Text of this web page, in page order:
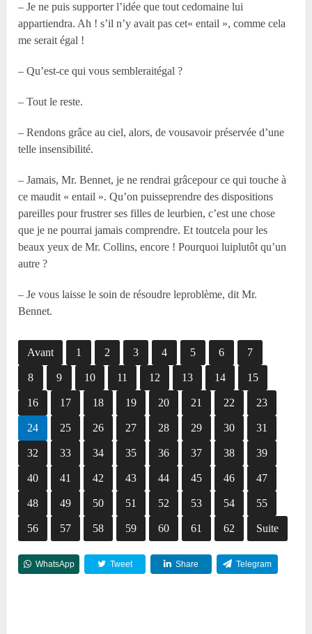
– Je ne puis supporter l’idée que tout cedomaine lui
appartiendra. Ah ! s’il n’y avait pas cet« entail », comme cela
me serait égal !
– Qu’est-ce qui vous sembleraitégal ?
– Tout le reste.
– Rendons grâce au ciel, alors, de vousavoir préservée d’une
telle insensibilité.
– Jamais, Mr. Bennet, je ne rendrai grâcepour ce qui touche à
ce maudit « entail ». Qu’on puisseprendre des dispositions
pareilles pour frustrer ses filles de leurbien, c’est une chose
que je ne pourrai jamais comprendre. Et toutcela pour les
beaux yeux de Mr. Collins, encore ! Pourquoi luiplutôt qu’un
autre ?
– Je vous laisse le soin de résoudre leproblème, dit Mr.
Bennet.
Avant 1 2 3 4 5 6 7
8 9 10 11 12 13 14 15
16 17 18 19 20 21 22 23
24 25 26 27 28 29 30 31
32 33 34 35 36 37 38 39
40 41 42 43 44 45 46 47
48 49 50 51 52 53 54 55
56 57 58 59 60 61 62 Suite
WhatsApp Tweet Share Telegram